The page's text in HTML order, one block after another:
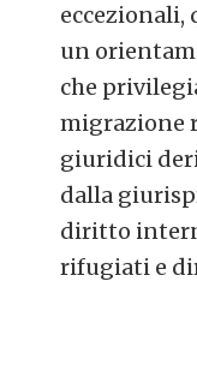
un
che
migrazione
giuridici
dalla
diritto
rifugiati e